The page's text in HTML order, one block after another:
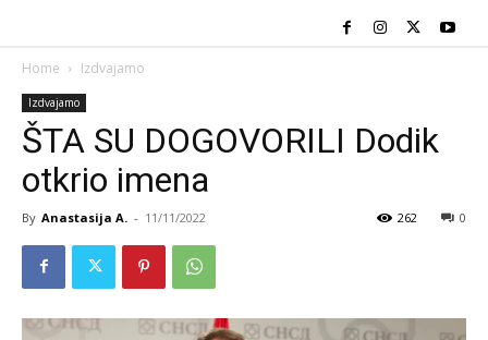
Home Izdvajamo
Izdvajamo
ŠTA SU DOGOVORILI Dodik
otkrio imena
By Anastasija A. - 11/11/2022 0
262